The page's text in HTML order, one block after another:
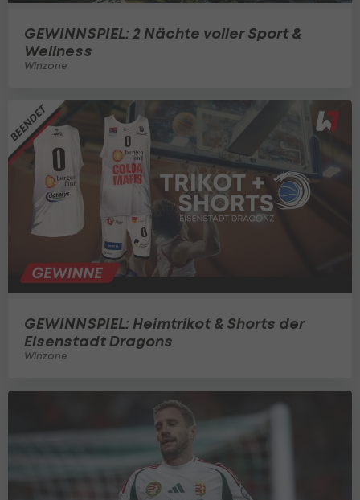
GEWINNSPIEL: 2 Nächte voller Sport &
Wellness
Winzone
GEWINNSPIEL: Heimtrikot & Shorts der
Eisenstadt Dragons
Winzone